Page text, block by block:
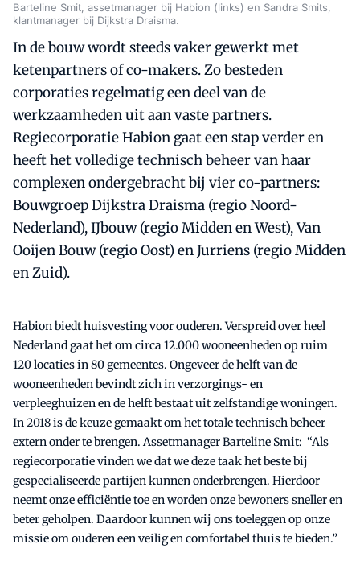
Barteline Smit, assetmanager bij Habion (links) en Sandra Smits,
klantmanager bij Dijkstra Draisma.
In de bouw wordt steeds vaker gewerkt met
ketenpartners of co-makers. Zo besteden
corporaties regelmatig een deel van de
werkzaamheden uit aan vaste partners.
Regiecorporatie Habion gaat een stap verder en
heeft het volledige technisch beheer van haar
complexen ondergebracht bij vier co-partners:
Bouwgroep Dijkstra Draisma (regio Noord-
Nederland), IJbouw (regio Midden en West), Van
Ooijen Bouw (regio Oost) en Jurriens (regio Midden
en Zuid).
Habion biedt huisvesting voor ouderen. Verspreid over heel
Nederland gaat het om circa 12.000 wooneenheden op ruim
120 locaties in 80 gemeentes. Ongeveer de helft van de
wooneenheden bevindt zich in verzorgings- en
verpleeghuizen en de helft bestaat uit zelfstandige woningen.
In 2018 is de keuze gemaakt om het totale technisch beheer
extern onder te brengen. Assetmanager Barteline Smit: “Als
regiecorporatie vinden we dat we deze taak het beste bij
gespecialiseerde partijen kunnen onderbrengen. Hierdoor
neemt onze efficiëntie toe en worden onze bewoners sneller en
beter geholpen. Daardoor kunnen wij ons toeleggen op onze
missie om ouderen een veilig en comfortabel thuis te bieden.”